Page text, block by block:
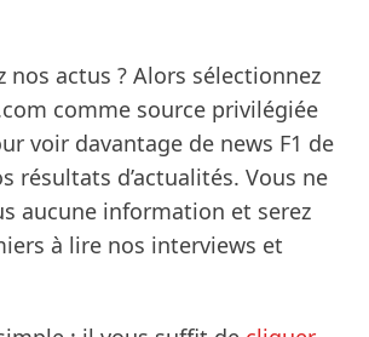
nos actus ? Alors sélectionnez
comme source privilégiée
voir davantage de news F1 de
résultats d’actualités. Vous ne
aucune information et serez
à lire nos interviews et